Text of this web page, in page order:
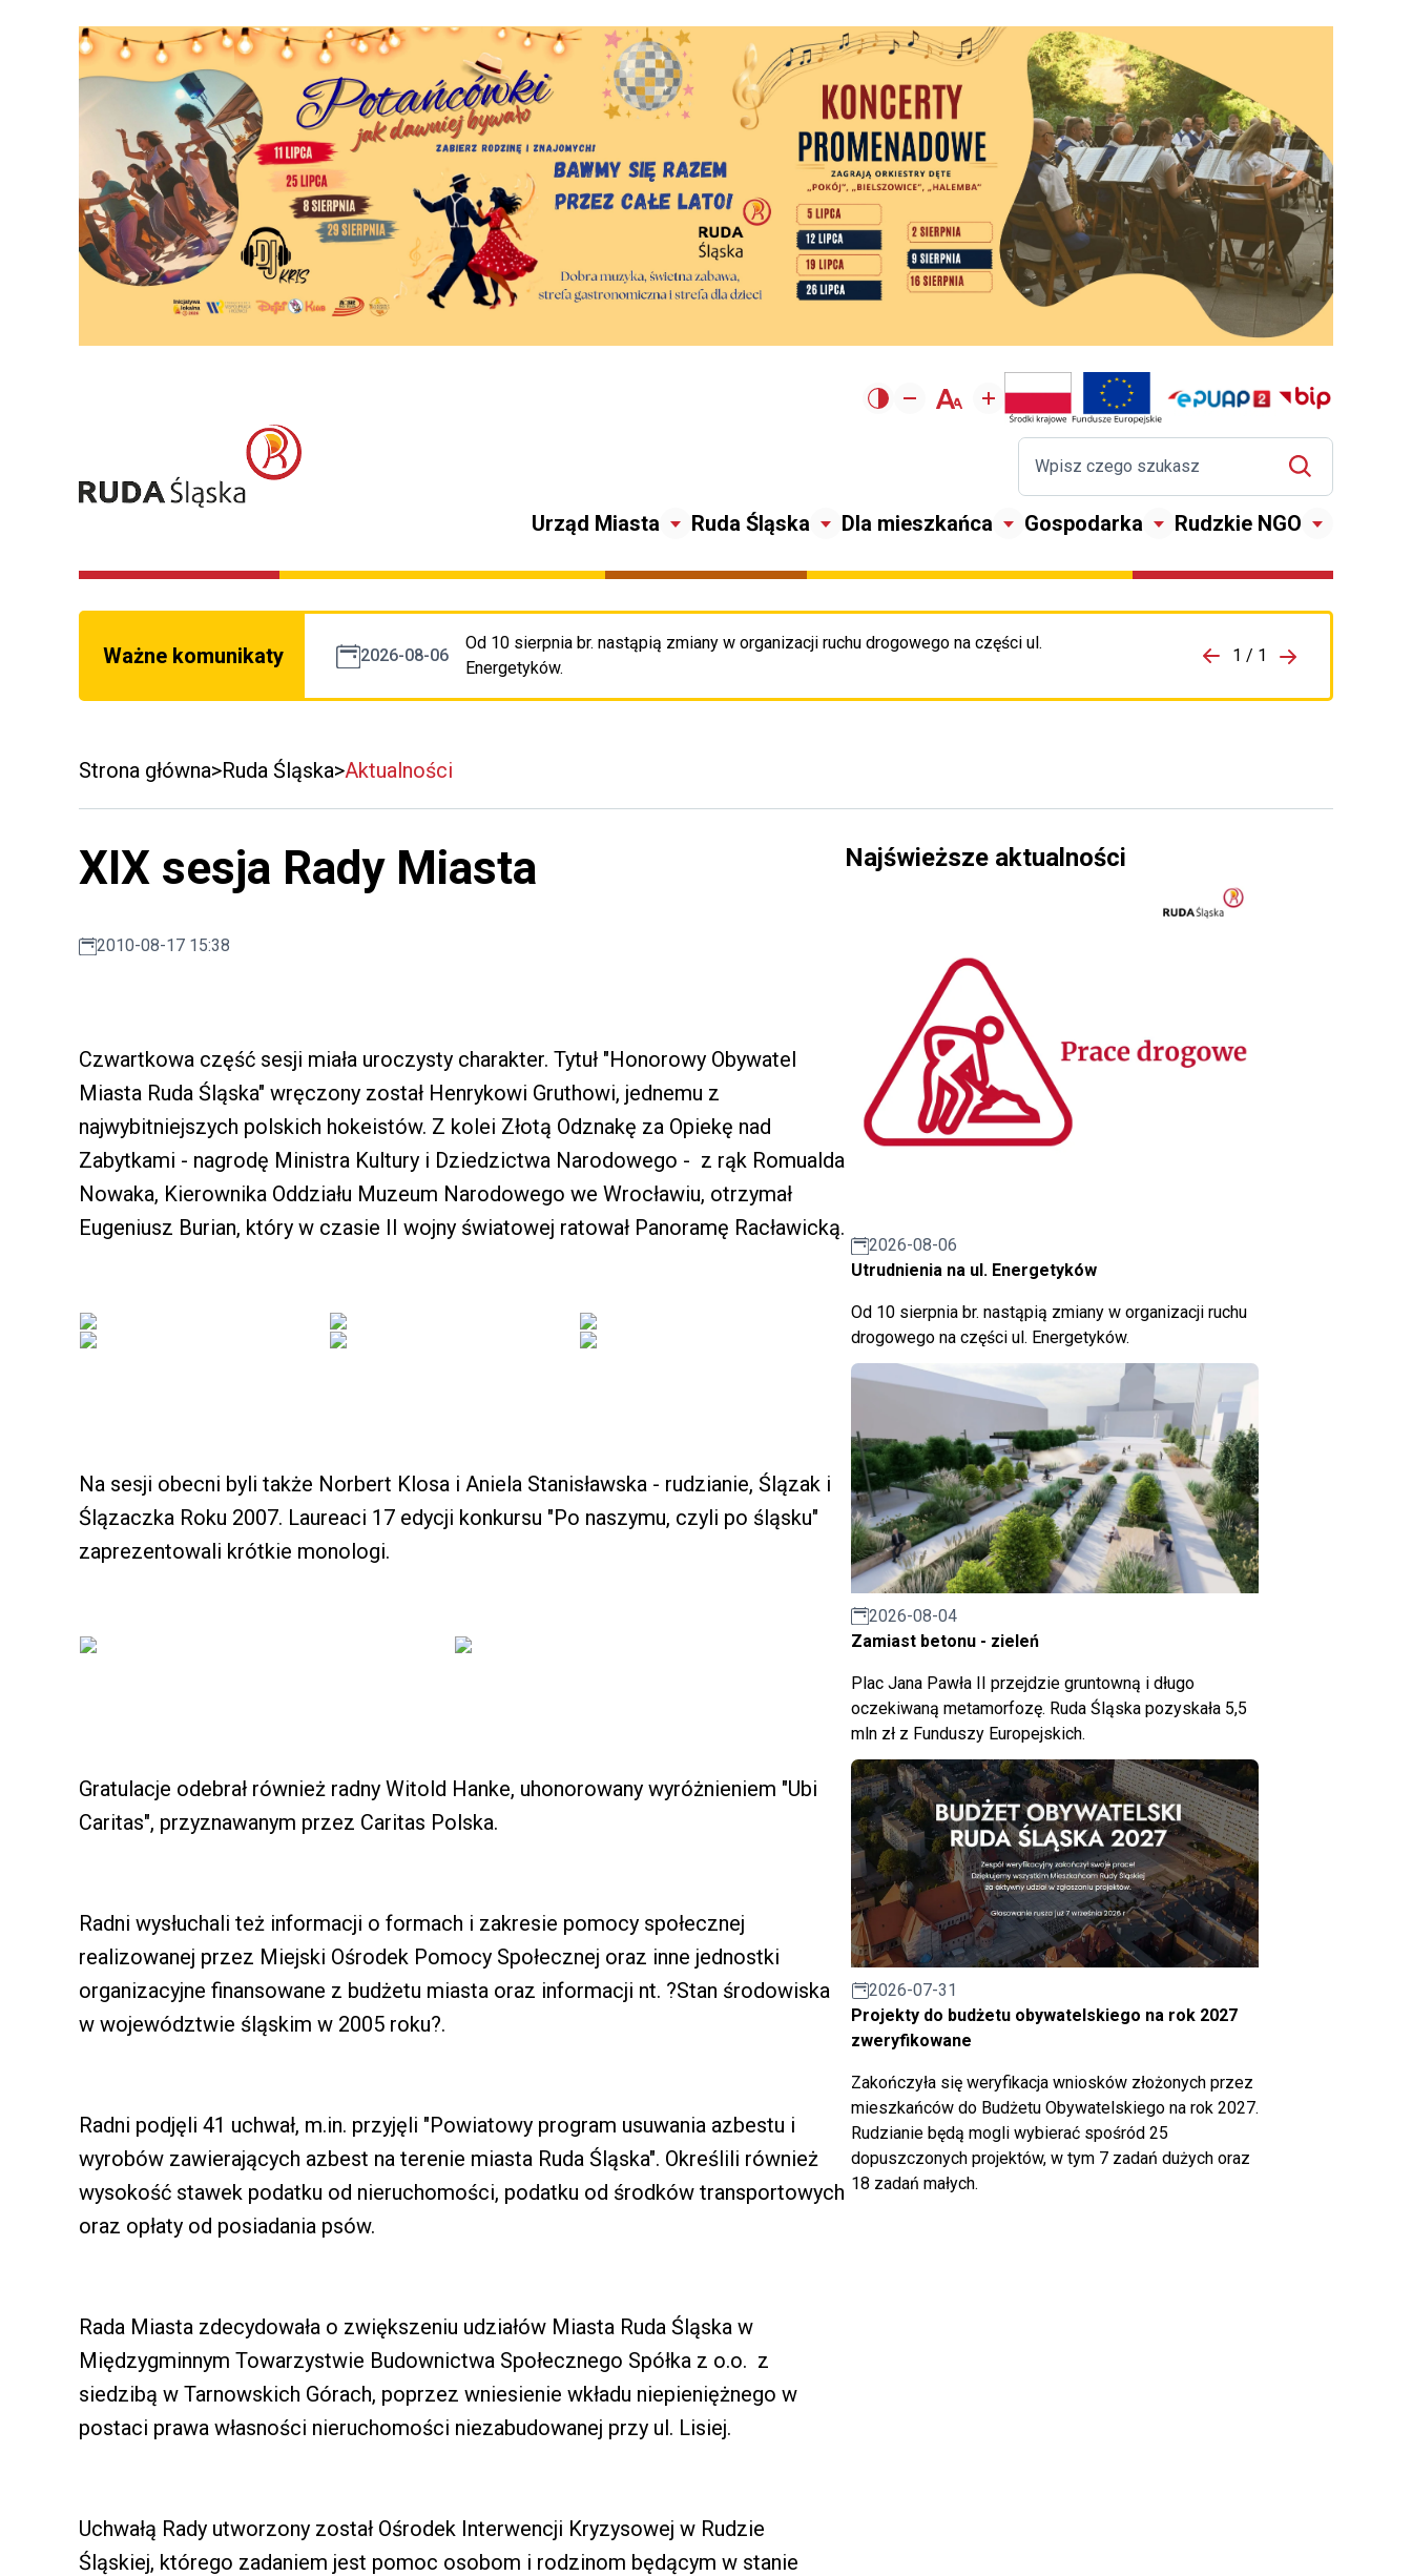
Urząd Miasta Ruda Śląska Dla mieszkańca Gospodarka Rudzkie NGO
Ważne komunikaty 2026-08-06
Od 10 sierpnia br. nastąpią zmiany w organizacji ruchu drogowego na części ul.
Energetyków.
Przejdź do porzpedniego komunikatu 1 / 1
Przejdź do
Strona główna Ruda Śląska Aktualności
XIX sesja Rady Miasta
2010-08-17 15:38
Czwartkowa część sesji miała uroczysty charakter. Tytuł "Honorowy Obywatel
Miasta Ruda Śląska" wręczony został Henrykowi Gruthowi, jednemu z
najwybitniejszych polskich hokeistów. Z kolei Złotą Odznakę za Opiekę nad
Zabytkami - nagrodę Ministra Kultury i Dziedzictwa Narodowego - z rąk Romualda
Nowaka, Kierownika Oddziału Muzeum Narodowego we Wrocławiu, otrzymał
Eugeniusz Burian, który w czasie II wojny światowej ratował Panoramę Racławicką.
Na sesji obecni byli także Norbert Klosa i Aniela Stanisławska - rudzianie, Ślązak i
Ślązaczka Roku 2007. Laureaci 17 edycji konkursu "Po naszymu, czyli po śląsku"
zaprezentowali krótkie monologi.
Gratulacje odebrał również radny Witold Hanke, uhonorowany wyróżnieniem "Ubi
Caritas", przyznawanym przez Caritas Polska.
Radni wysłuchali też informacji o formach i zakresie pomocy społecznej
realizowanej przez Miejski Ośrodek Pomocy Społecznej oraz inne jednostki
organizacyjne finansowane z budżetu miasta oraz informacji nt. ?Stan środowiska
w województwie śląskim w 2005 roku?.
Radni podjęli 41 uchwał, m.in. przyjęli "Powiatowy program usuwania azbestu i
wyrobów zawierających azbest na terenie miasta Ruda Śląska". Określili również
wysokość stawek podatku od nieruchomości, podatku od środków transportowych
oraz opłaty od posiadania psów.
Rada Miasta zdecydowała o zwiększeniu udziałów Miasta Ruda Śląska w
Międzygminnym Towarzystwie Budownictwa Społecznego Spółka z o.o. z
siedzibą w Tarnowskich Górach, poprzez wniesienie wkładu niepieniężnego w
postaci prawa własności nieruchomości niezabudowanej przy ul. Lisiej.
Uchwałą Rady utworzony został Ośrodek Interwencji Kryzysowej w Rudzie
Śląskiej, którego zadaniem jest pomoc osobom i rodzinom będącym w stanie
Najświeższe aktualności
2026-08-06
Utrudnienia na ul. Energetyków
Od 10 sierpnia br. nastąpią zmiany w organizacji ruchu
drogowego na części ul. Energetyków.
2026-08-04
Zamiast betonu - zieleń
Plac Jana Pawła II przejdzie gruntowną i długo
oczekiwaną metamorfozę. Ruda Śląska pozyskała 5,5
mln zł z Funduszy Europejskich.
2026-07-31
Projekty do budżetu obywatelskiego na rok 2027
zweryfikowane
Zakończyła się weryfikacja wniosków złożonych przez
mieszkańców do Budżetu Obywatelskiego na rok 2027.
Rudzianie będą mogli wybierać spośród 25
dopuszczonych projektów, w tym 7 zadań dużych oraz
18 zadań małych.